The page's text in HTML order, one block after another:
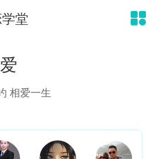
堂
相爱一生
